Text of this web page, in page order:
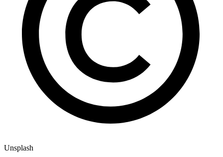
Unsplash